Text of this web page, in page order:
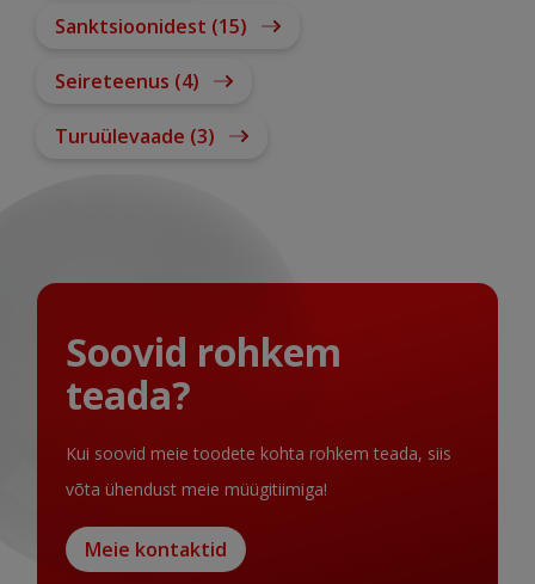
Sanktsioonidest (15)
Seireteenus (4)
Turuülevaade (3)
Soovid rohkem
teada?
Kui soovid meie toodete kohta rohkem teada, siis
võta ühendust meie müügitiimiga!
Meie kontaktid